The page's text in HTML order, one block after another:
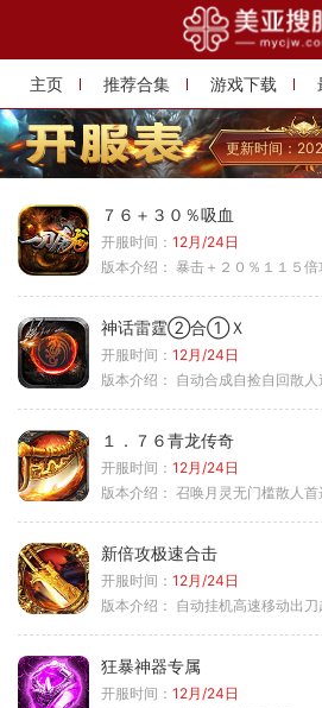
主页 推荐合集 游戏下载
更新时间：
７６＋３０％吸血
开服时间： 12月/24日
版本介绍： 暴击＋２０％１１５倍
神话雷霆②合①Ｘ
开服时间： 12月/24日
版本介绍： 自动合成自捡自回散
１．７６青龙传奇
开服时间： 12月/24日
版本介绍： 召唤月灵无门槛散人首
新倍攻极速合击
开服时间： 12月/24日
版本介绍： 自动挂机高速移动出
狂暴神器专属
开服时间： 12月/24日